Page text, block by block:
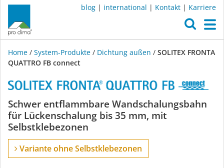
blog | international | Kontakt | Karriere
Home / System-Produkte / Dichtung außen / SOLITEX FRONTA
QUATTRO FB connect
SOLITEX
FRONTA
QUATTRO
Schwer entflammbare Wandschalungsbahn
für Lückenschalung bis 35 mm, mit
Selbstklebezonen
Variante ohne Selbstklebezonen